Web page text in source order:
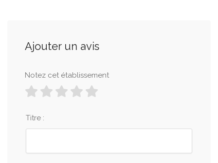
Ajouter un avis
Notez cet établissement
Titre :